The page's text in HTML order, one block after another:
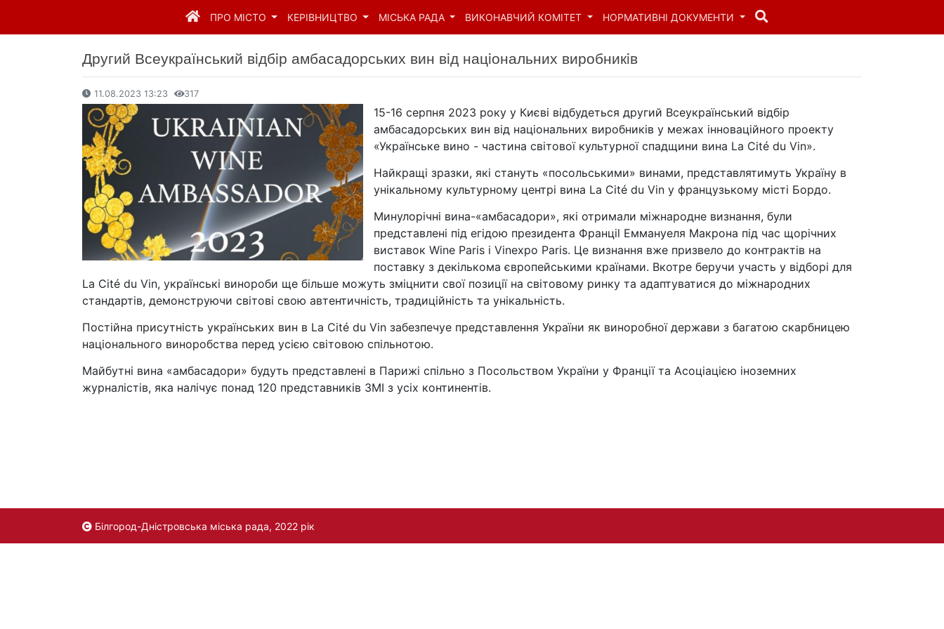
ПРО МІСТО КЕРІВНИЦТВО МІСЬКА РАДА ВИКОНАВЧИЙ КОМІТЕТ НОРМАТИВНІ ДОКУМЕНТИ
Другий Всеукраїнський вiдбiр амбасадорських вин вiд нацiональних виробникiв
11.08.2023 13:23 317
15-16 серпня 2023 року у Києвi вiдбудеться другий Всеукраїнський вiдбiр
амбасадорських вин вiд нацiональних виробникiв у межах iнновацiйного проекту
«Українське вино - частина свiтової культурної спадщини вина La Cité du Vin».
Найкращi зразки, якi стануть «посольськими» винами, представлятимуть Україну в
унiкальному культурному центрi вина La Cité du Vin у французькому мiстi Бордо.
Минулорiчнi вина-«амбасадори», якi отримали мiжнародне визнання, були
представленi пiд егiдою президента Францil Еммануеля Макрона пiд час щорiчних
виставок Wine Paris i Vinexpo Paris. Це визнання вже призвело до контрактiв на
поставку з декiлькома європейськими країнами. Вкотре беручи участь у вiдборi для
La Cité du Vin, українськi винороби ще бiльше можуть змiцнити свої позицiї на світовому ринку та адаптуватися до міжнародних
стандартів, демонструючи світові свою автентичність, традиційність та унікальність.
Постiйна присутнiсть українських вин в La Cité du Vin забезпечуе представлення України як виноробної держави з багатою скарбницею
нацiонального виноробства перед усією світовою спільнотою.
Майбутнi вина «амбасадори» будуть представленi в Парижi спiльно з Посольством України у Франції та Асоцiацiєю iноземних
журналiстiв, яка налiчує понад 120 представникiв ЗМI з ycix континентiв.
Білгород-Дністровська міська рада, 2022 рік